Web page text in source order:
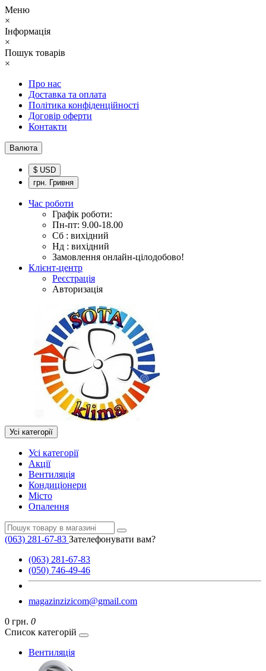
Меню
×
Інформація
×
Пошук товарів
×
Про нас
Доставка та оплата
Політика конфіденційності
Договір оферти
Контакти
Валюта
$ USD
грн. Гривня
Час роботи
Графік роботи:
Пн-пт: 9.00-18.00
Сб : вихідний
Нд : вихідний
Замовлення онлайн-цілодобово!
Клієнт-центр
Реєстрація
Авторизація
Усі категорії
Усі категорії
Акції
Вентиляція
Кондиціонери
Місто
Опалення
(063) 281-67-83 Зателефонувати вам?
(063) 281-67-83
(050) 746-49-46
magazinzizicom@gmail.com
0 грн. 0
Список категорій
Вентиляція